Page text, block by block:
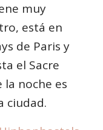
muy
está en
de Paris y
el Sacre
la noche es
ciudad.